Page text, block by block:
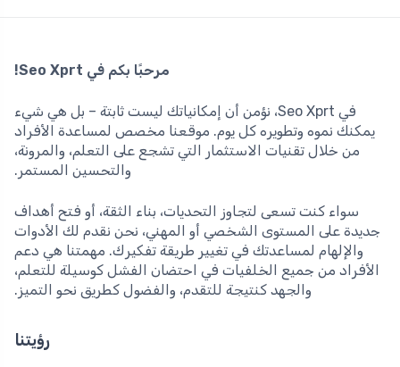
مرحبًا بكم في Seo Xprt!
في Seo Xprt، نؤمن أن إمكانياتك ليست ثابتة – بل هي شيء
يمكنك نموه وتطويره كل يوم. موقعنا مخصص لمساعدة الأفراد
من خلال تقنيات الاستثمار التي تشجع على التعلم، والمرونة،
والتحسين المستمر.
سواء كنت تسعى لتجاوز التحديات، بناء الثقة، أو فتح أهداف
جديدة على المستوى الشخصي أو المهني، نحن نقدم لك الأدوات
والإلهام لمساعدتك في تغيير طريقة تفكيرك. مهمتنا هي دعم
الأفراد من جميع الخلفيات في احتضان الفشل كوسيلة للتعلم،
والجهد كنتيجة للتقدم، والفضول كطريق نحو التميز.
رؤيتنا